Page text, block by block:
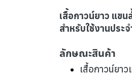
เสื้อกาวน์ยาว แข
สำหรับใช้งานประ
ลักษณะสินค้า
เสื้อกาวน์ยา